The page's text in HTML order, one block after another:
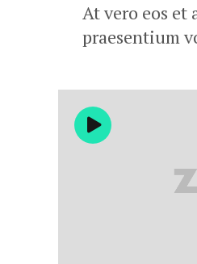
At vero eos
praesentium